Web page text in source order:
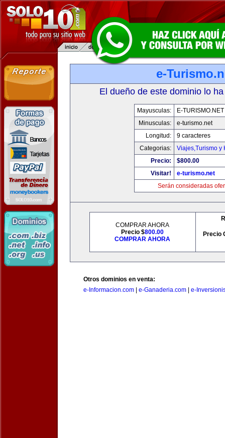
e-
El dueño de este dominio lo
Mayusculas:
E-TURISMO.NET
Minusculas:
e-turismo.net
Longitud:
9 caracteres
Categorias:
Viajes,Turismo y
Precio:
$800.00
Visitar!
e-turismo.net
Serán consideradas
COMPRAR AHORA
Precio $800.00
COMPRAR AHORA
Precio
Otros dominios en venta:
e-Informacion.com
e-Ganaderia.com e-